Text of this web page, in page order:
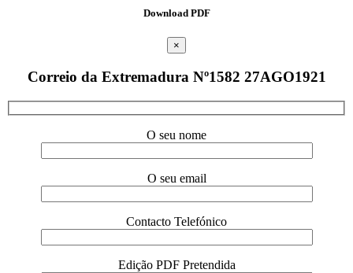
Download PDF
×
Correio da Extremadura Nº1582 27AGO1921
O seu nome
O seu email
Contacto Telefónico
Edição PDF Pretendida